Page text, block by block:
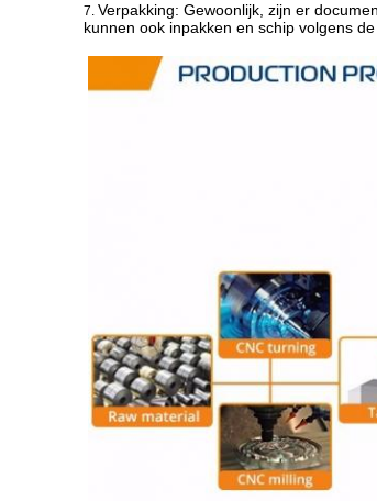
7. Verpakking: Gewoonlijk, zijn er
kunnen ook inpakken en schip volgens